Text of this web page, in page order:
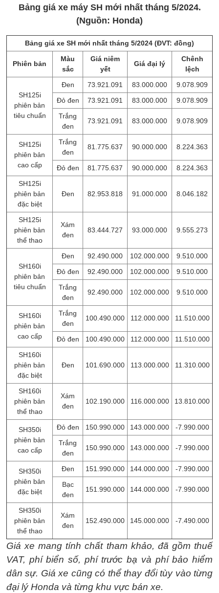
Bảng giá xe máy SH mới nhất tháng 5/2024.
(Nguồn: Honda)
Bảng giá xe SH mới nhất tháng 5/2024 (ĐVT: đồng)
Phiên bản
Màu
sắc
Giá niêm
yết
Giá đại lý
Chênh
lệch
SH125i
phiên bản
tiêu chuẩn
Đen 73.921.091 83.000.000
9.078.909
Đỏ đen
73.921.091 83.000.000
9.078.909
Trắng
đen
73.921.091 83.000.000 9.078.909
SH125i
phiên bản
cao cấp
Trắng
đen
81.775.637 90.000.000 8.224.363
Đỏ đen 81.775.637 90.000.000
8.224.363
SH125i
phiên bản
đặc biệt
Đen 82.953.818 91.000.000 8.046.182
SH125i
phiên bản
thể thao
Xám
đen
83.444.727 93.000.000 9.555.273
SH160i
phiên bản
tiêu chuẩn
Đen 92.490.000 102.000.000
9.510.000
Đỏ đen
92.490.000 102.000.000
9.510.000
Trắng
đen
92.490.000 102.000.000 9.510.000
SH160i
phiên bản
cao cấp
Trắng
đen
100.490.000 112.000.000 11.510.000
Đỏ đen 100.490.000 112.000.000
11.510.000
SH160i
phiên bản
đặc biệt
Đen 101.690.000 113.000.000 11.310.000
SH160i
phiên bản
thể thao
Xám
đen
102.190.000 116.000.000 13.810.000
SH350i
phiên bản
cao cấp
Đỏ đen 150.990.000 143.000.000
-7.990.000
Trắng
đen
150.990.000 143.000.000 -7.990.000
SH350i
phiên bản
đặc biệt
Đen 151.990.000 144.000.000
-7.990.000
Bạc
đen
151.990.000 144.000.000 -7.990.000
SH350i
phiên bản
thể thao
Xám
đen
152.490.000 145.000.000 -7.490.000
Giá xe mang tính chất tham khảo, đã gồm thuế
VAT, phí biển số, phí trước bạ và phí bảo hiểm
dân sự. Giá xe cũng có thể thay đổi tùy vào từng
đại lý Honda và từng khu vực bán xe.